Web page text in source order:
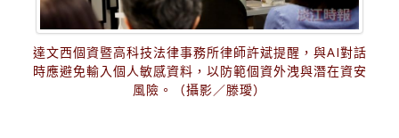
達文西個資暨高科技法律事務所律師許斌提醒，與AI對話
時應避免輸入個人敏感資料，以防範個資外洩與潛在資安
風險。（攝影／滕璦）